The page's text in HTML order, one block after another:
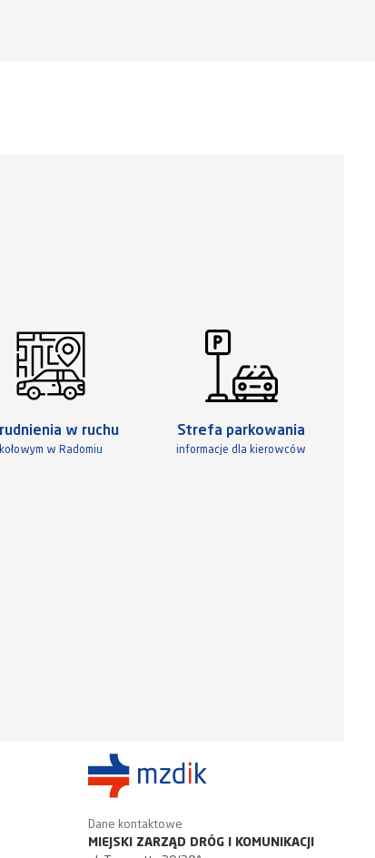
w ruchu
kołowym w Radomiu
Strefa parkowania
informacje dla kierowców
Dane kontaktowe
MIEJSKI ZARZĄD DRÓG I KOMUNIKACJI